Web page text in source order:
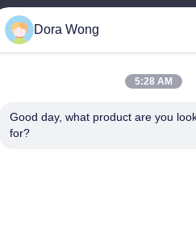
События
Dora Wong
5:28 AM
Good day, what product are you
for?